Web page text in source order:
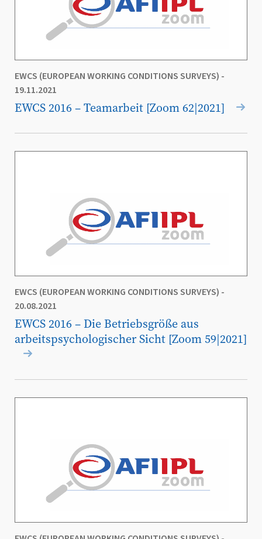
EWCS (EUROPEAN WORKING CONDITIONS SURVEYS) -
19.11.2021
EWCS 2016 – Teamarbeit [Zoom 62|2021]
EWCS (EUROPEAN WORKING CONDITIONS SURVEYS) -
20.08.2021
EWCS 2016 – Die Betriebsgröße aus
arbeitspsychologischer Sicht [Zoom 59|2021]